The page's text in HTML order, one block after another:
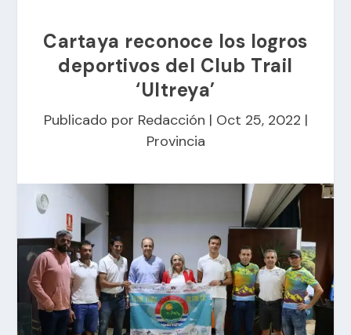
Cartaya reconoce los logros
deportivos del Club Trail
‘Ultreya’
Publicado por Redacción | Oct 25, 2022 |
Provincia